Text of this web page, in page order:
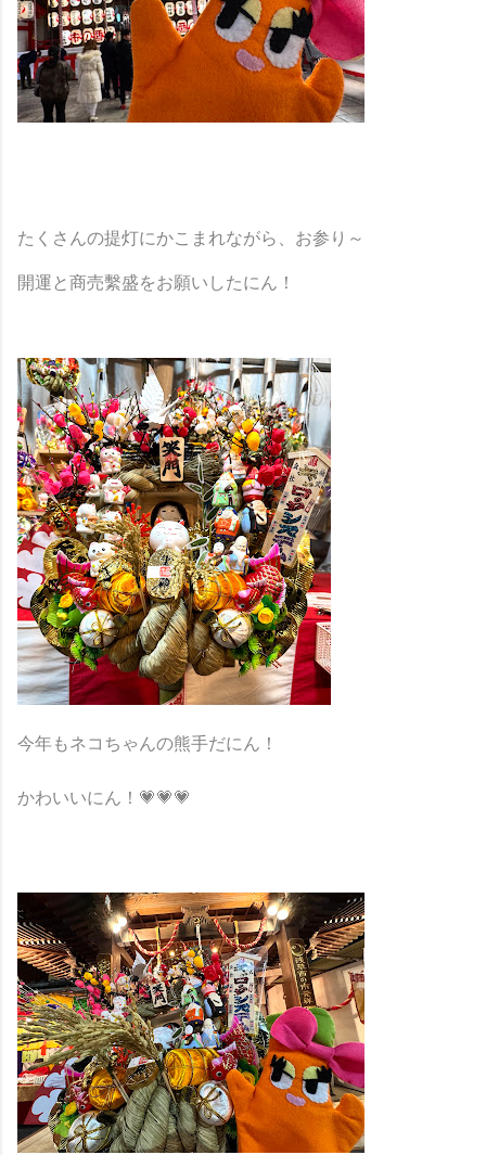
たくさんの提灯にかこまれながら、お参り～
開運と商売繫盛をお願いしたにん！
今年もネコちゃんの熊手だにん！
かわいいにん！💗💗💗